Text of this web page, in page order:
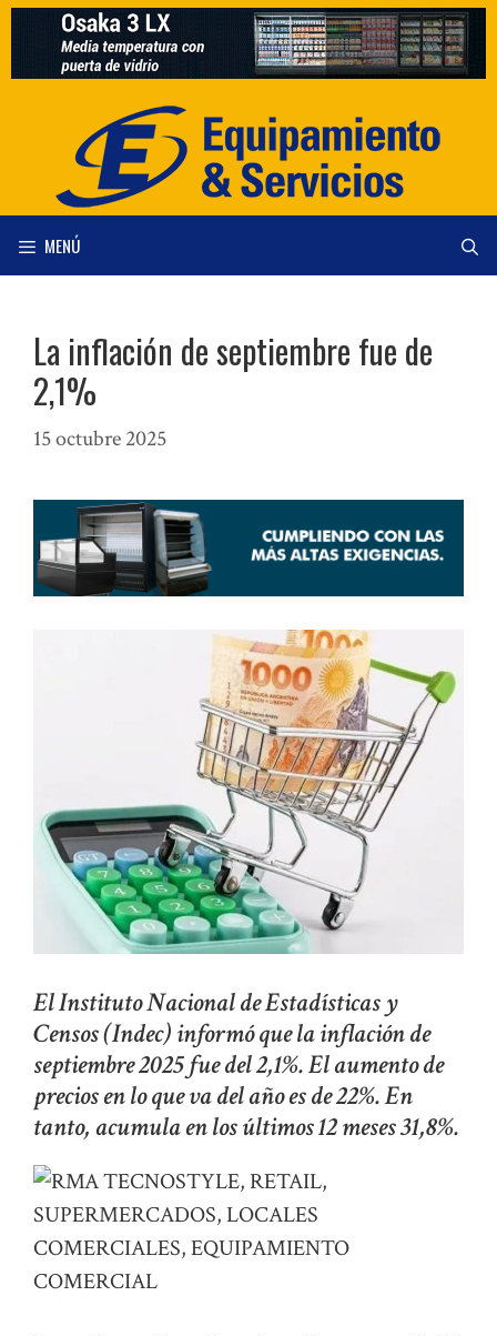
Saltar
contenido
MENÚ
La inflación de septiembre fue de
2,1%
15 octubre 2025
El Instituto Nacional de Estadísticas y
Censos (Indec) informó que la inflación de
septiembre 2025 fue del 2,1%. El aumento de
precios en lo que va del año es de 22%. En
tanto, acumula en los últimos 12 meses 31,8%.